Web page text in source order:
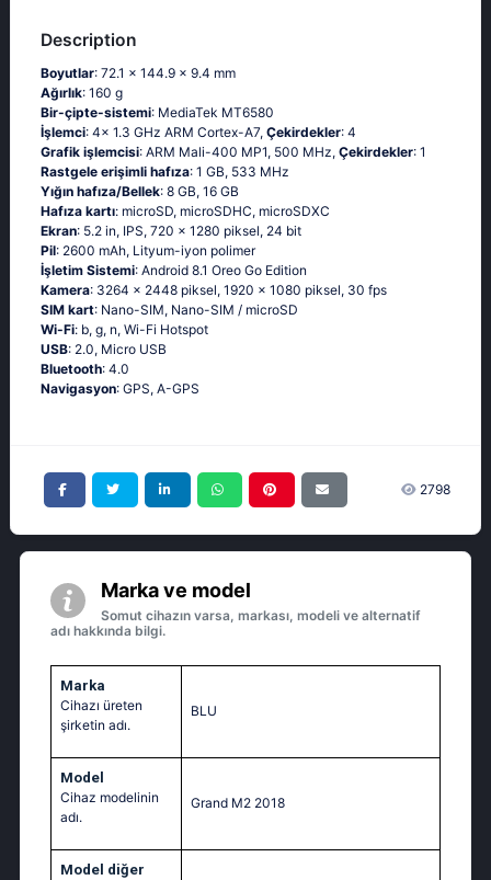
Description
Boyutlar: 72.1 x 144.9 x 9.4 mm
Ağırlık: 160 g
Bir-çipte-sistemi: MediaTek MT6580
İşlemci: 4x 1.3 GHz ARM Cortex-A7, Çekirdekler: 4
Grafik işlemcisi: ARM Mali-400 MP1, 500 MHz, Çekirdekler: 1
Rastgele erişimli hafıza: 1 GB, 533 MHz
Yığın hafıza/Bellek: 8 GB, 16 GB
Hafıza kartı: microSD, microSDHC, microSDXC
Ekran: 5.2 in, IPS, 720 x 1280 piksel, 24 bit
Pil: 2600 mAh, Lityum-iyon polimer
İşletim Sistemi: Android 8.1 Oreo Go Edition
Kamera: 3264 x 2448 piksel, 1920 x 1080 piksel, 30 fps
SIM kart: Nano-SIM, Nano-SIM / microSD
Wi-Fi: b, g, n, Wi-Fi Hotspot
USB: 2.0, Micro USB
Bluetooth: 4.0
Navigasyon: GPS, A-GPS
2798
Marka ve model
Somut cihazın varsa, markası, modeli ve alternatif
adı hakkında bilgi.
Marka
Cihazı üreten
şirketin adı.
BLU
Model
Cihaz modelinin
adı.
Grand M2 2018
Model diğer